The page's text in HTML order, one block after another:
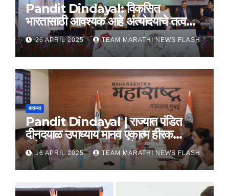
Pandit Dindayal: विकसित
भारतासाठी आवश्यक आहे अंत्योदयाचे तत्वज्ञान
– राज्यपाल सी. पी. राधाकृष्णन
26 APRIL 2025 TEAM MARATHI NEWS FLASH
बातम्या
Pandit Dindayal | राज्यात पंडित
दीनदयाळ उपाध्याय मानव एकात्म हीरक
महोत्सव, 22-25 दरम्यान होणार साजरा
16 APRIL 2025 TEAM MARATHI NEWS FLASH